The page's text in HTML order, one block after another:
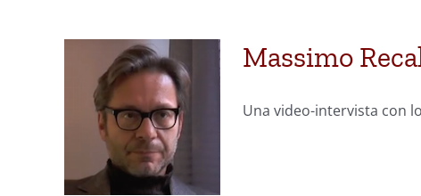
Massimo
Una video-intervista con